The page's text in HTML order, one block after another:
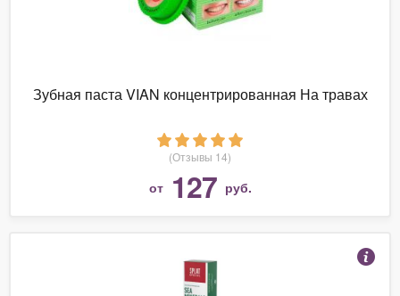
Зубная паста VIAN концентрированная На травах
(Отзывы 14)
от 127 руб.